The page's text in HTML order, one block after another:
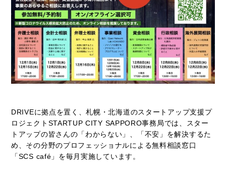
DRIVEに拠点を置く、札幌・北海道のスタートアップ支援プ
ロジェクトSTARTUP CITY SAPPORO事務局では、スター
トアップの皆さんの「わからない」、「不安」を解決するた
め、その分野のプロフェッショナルによる無料相談窓口
「SCS café」を毎月実施しています。